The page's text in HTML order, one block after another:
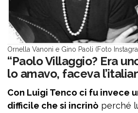
Ornella Vanoni e Gino Paoli (Foto
“Paolo Villaggio? Era
lo amavo, faceva
Con Luigi Tenco ci fu invece
difficile che si incrinò perché